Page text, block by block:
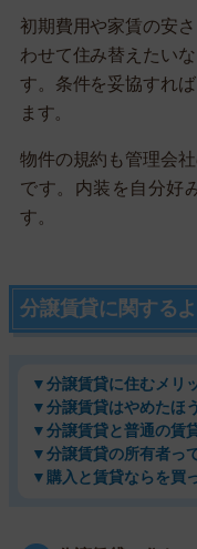
初期費用や家賃の安
わせて住み替えたい
す。条件を妥協すれ
ます。
物件の規約も管理会
です。内装を自分好
す。
分譲賃貸に関する
▼分譲賃貸に住むメリ
▼分譲賃貸はやめたほ
▼分譲賃貸と普通の賃
▼分譲賃貸の所有者っ
▼購入と賃貸ならを買